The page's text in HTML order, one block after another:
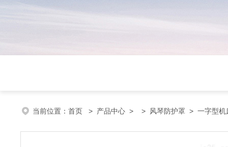
当前位置： 首页 > 产品中心 > > 风琴防护罩 > 一字型机